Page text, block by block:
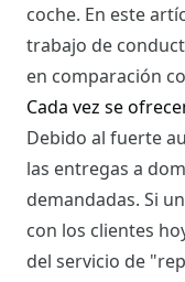
coche. En este
trabajo de
en comparación
Cada vez se
Debido al fuerte
las entregas a
demandadas. Si
con los clientes
del servicio de